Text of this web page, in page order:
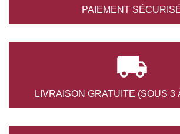
PAIEMENT

LIVRAISON GRATUITE (SOUS 3